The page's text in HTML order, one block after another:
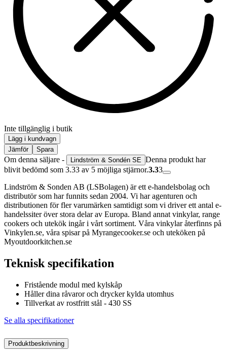
Inte tillgänglig i butik
Lägg i kundvagn
Jämför
Spara
Om denna säljare - Lindström & Sondén SE Denna produkt har
blivit bedömd som 3.33 av 5 möjliga stjärnor.3.33
Lindström & Sonden AB (LSBolagen) är ett e-handelsbolag och
distributör som har funnits sedan 2004. Vi har agenturen och
distributionen för fler varumärken samtidigt som vi driver ett antal e-
handelssiter över stora delar av Europa. Bland annat vinkylar, range
cookers och utekök ingår i vårt sortiment. Våra vinkylar återfinns på
Vinkylen.se, våra spisar på Myrangecooker.se och uteköken på
Myoutdoorkitchen.se
Teknisk specifikation
Fristående modul med kylskåp
Håller dina råvaror och drycker kylda utomhus
Tillverkat av rostfritt stål - 430 SS
Se alla specifikationer
Produktbeskrivning